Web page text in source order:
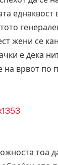
еднаквост
жени се
е дека
на врвот по
тоа